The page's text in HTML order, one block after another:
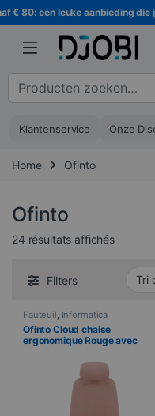
Ga naar navigatie
Ga naar de inhoud
80: een leuke aanbieding die je
Zoeken naar :
Klantenservice Onze
Home Ofinto
Ofinto
24 résultats affichésTrié du
Filters
Fauteuil, Informatica
Ofinto Cloud chaise
ergonomique Rouge avec